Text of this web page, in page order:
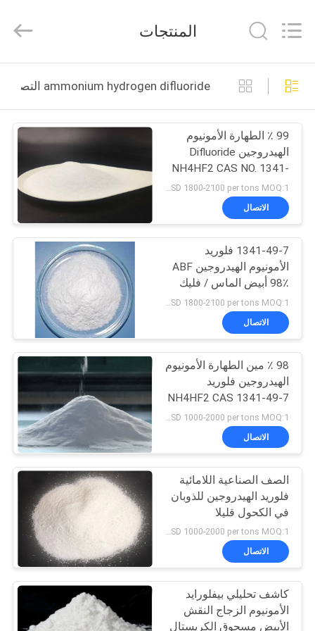
المنزل
المنتجات
فيديوهات
حولنا
جولة
المصنع
مراقبة
الجودة
اتصل
أخبار
القضايا
اطلب
اقتباس
Imp.&Exp.Co.,Ltd.
المنتجات
ammonium hydrogen difluoride التصنيع عبر الإنترنت
99 ٪ الطهارة الأمونيوم
الهيدروجين Difluoride
NH4HF2 CAS NO. 1341-
49-7
USD 1800-2100 per tons MOQ:1 طن/طن
الاتصال
1341-49-7 فلوريد
الأمونيوم الهيدروجين ABF
98٪ أبيض الماس / فليك
كريستال
الاتصال
98 ٪ مين الطهارة الأمونيوم
الهيدروجين فلوريد
NH4HF2 CAS 1341-49-7
الاتصال
الصف الصناعية اللامائية
فلوريد الهيدروجين للذوبان
في الكحول قليلا
USD 1000-2000 per tons MOQ:1 طن/طن
الاتصال
كاشف تحليلي بيفلورايد
الأمونيوم الزجاج النقش
الأبيض مسحوق الكريستال